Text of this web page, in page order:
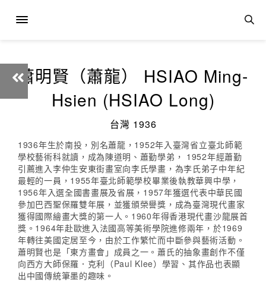
蕭明賢（蕭龍） HSIAO Ming-
Hsien (HSIAO Long)
台灣 1936
1936年生於南投，別名蕭龍，1952年入臺灣省立臺北師範
學校藝術科就讀，成為陳道明、蕭勤學弟， 1952年經蕭勤
引薦進入李仲生安東街畫室向李氏學畫，為李氏弟子中年紀
最輕的一員，1955年臺北師範學校畢業後執教華興中學，
1956年入選全國書畫展及省展，1957年獲選代表中華民國
參加巴西聖保羅雙年展，並獲頒榮譽獎，成為臺灣現代畫家
獲得國際繪畫大獎的第一人。1960年得香港現代畫沙龍展首
獎。1964年赴歐進入法國高等美術學院進修兩年，於1969
年轉往美國定居至今，由於工作繁忙而中斷參與藝術活動。
蕭明賢也是「東方畫會」成員之一。蕭氏的抽象畫創作不僅
向西方大師保羅．克利（Paul Klee）學習、其作品也表顯
出中國傳統筆墨的趣味。